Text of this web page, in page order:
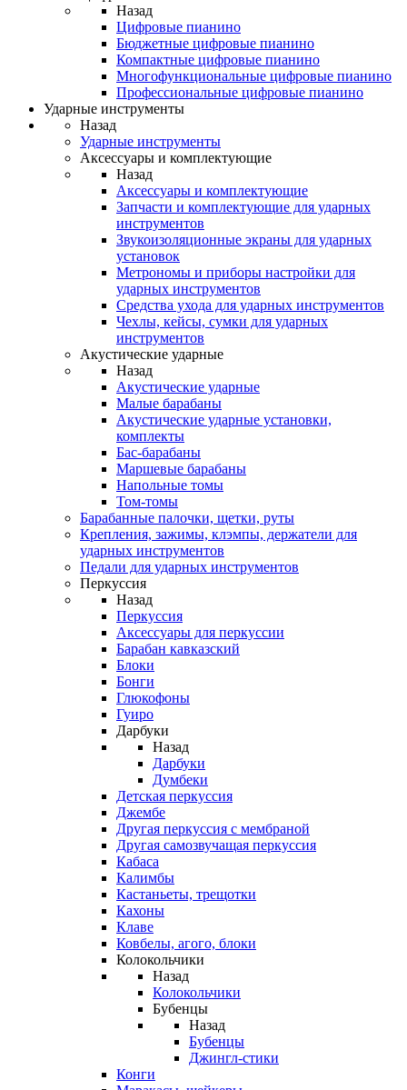
Назад
Цифровые пианино
Бюджетные цифровые пианино
Компактные цифровые пианино
Многофункциональные цифровые пианино
Профессиональные цифровые пианино
Ударные инструменты
Назад
Ударные инструменты
Аксессуары и комплектующие
Назад
Аксессуары и комплектующие
Запчасти и комплектующие для ударных
инструментов
Звукоизоляционные экраны для ударных
установок
Метрономы и приборы настройки для
ударных инструментов
Средства ухода для ударных инструментов
Чехлы, кейсы, сумки для ударных
инструментов
Акустические ударные
Назад
Акустические ударные
Mалые барабаны
Акустические ударные установки,
комплекты
Бас-барабаны
Маршевые барабаны
Напольные томы
Том-томы
Барабанные палочки, щетки, руты
Крепления, зажимы, клэмпы, держатели для
ударных инструментов
Педали для ударных инструментов
Перкуссия
Назад
Перкуссия
Аксессуары для перкуссии
Барабан кавказский
Блоки
Бонги
Глюкофоны
Гуиро
Дарбуки
Назад
Дарбуки
Думбеки
Детская перкуссия
Джембе
Другая перкуссия с мембраной
Другая самозвучащая перкуссия
Кабаса
Калимбы
Кастаньеты, трещотки
Кахоны
Клаве
Ковбелы, агого, блоки
Колокольчики
Назад
Колокольчики
Бубенцы
Назад
Бубенцы
Джингл-стики
Конги